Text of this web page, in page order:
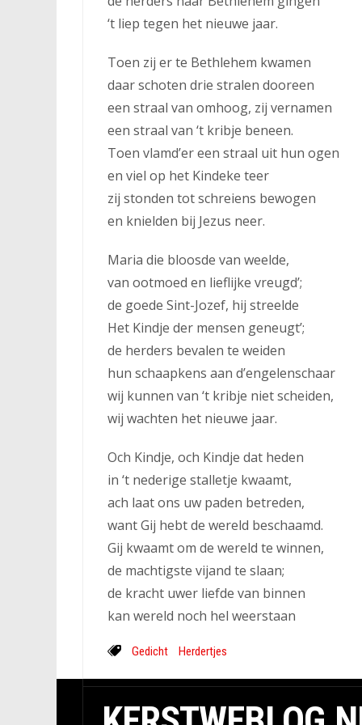
‘t liep tegen het nieuwe jaar.
Toen zij er te Bethlehem kwamen
daar schoten drie stralen dooreen
een straal van omhoog, zij vernamen
een straal van ‘t kribje beneen.
Toen vlamd’er een straal uit hun ogen
en viel op het Kindeke teer
zij stonden tot schreiens bewogen
en knielden bij Jezus neer.
Maria die bloosde van weelde,
van ootmoed en lieflijke vreugd’;
de goede Sint-Jozef, hij streelde
Het Kindje der mensen geneugt’;
de herders bevalen te weiden
hun schaapkens aan d’engelenschaar
wij kunnen van ‘t kribje niet scheiden,
wij wachten het nieuwe jaar.
Och Kindje, och Kindje dat heden
in ‘t nederige stalletje kwaamt,
ach laat ons uw paden betreden,
want Gij hebt de wereld beschaamd.
Gij kwaamt om de wereld te winnen,
de machtigste vijand te slaan;
de kracht uwer liefde van binnen
kan wereld noch hel weerstaan
Gedicht Herdertjes